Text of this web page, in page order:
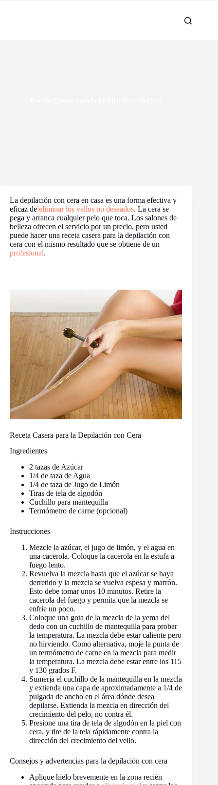
La depilación con cera en casa es una forma efectiva y
eficaz de eliminar los vellos no deseados. La cera se
pega y arranca cualquier pelo que toca. Los salones de
belleza ofrecen el servicio por un precio, pero usted
puede hacer una receta casera para la depilación con
cera con el mismo resultado que se obtiene de un
profesional.
Receta Casera para la Depilación con Cera
Ingredientes
2 tazas de Azúcar
1/4 de taza de Agua
1/4 de taza de Jugo de Limón
Tiras de tela de algodón
Cuchillo para mantequilla
Termómetro de carne (opcional)
Instrucciones
Mezcle la azúcar, el jugo de limón, y el agua en
una cacerola. Coloque la cacerola en la estufa a
fuego lento.
Revuelva la mezcla hasta que el azúcar se haya
derretido y la mezcla se vuelva espesa y marrón.
Esto debe tomar unos 10 minutos. Retire la
cacerola del fuego y permita que la mezcla se
enfríe un poco.
Coloque una gota de la mezcla de la yema del
dedo con un cuchillo de mantequilla para probar
la temperatura. La mezcla debe estar caliente pero
no hirviendo. Como alternativa, moje la punta de
un termómetro de carne en la mezcla para medir
la temperatura. La mezcla debe estar entre los 115
y 130 grados F.
Sumerja el cuchillo de la mantequilla en la mezcla
y extienda una capa de aproximadamente a 1/4 de
pulgada de ancho en el área dónde desea
depilarse. Extienda la mezcla en dirección del
crecimiento del pelo, no contra él.
Presione una tira de tela de algodón en la piel con
cera, y tire de la tela rápidamente contra la
dirección del crecimiento del vello.
Consejos y advertencias para la depilación con cera
Aplique hielo brevemente en la zona recién